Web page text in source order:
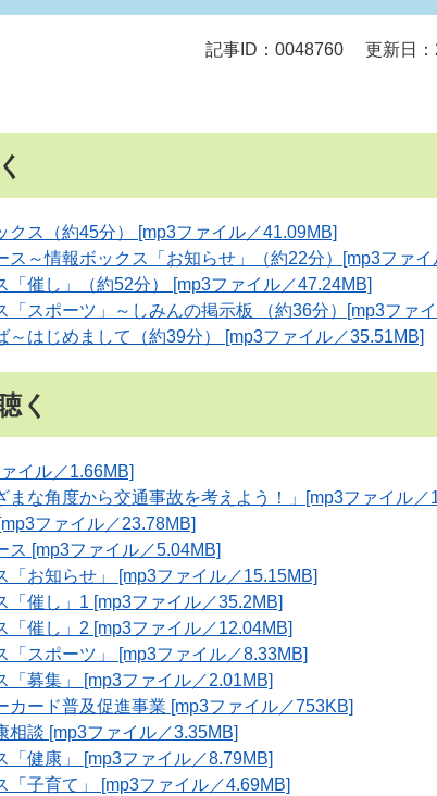
記事ID：0048760
更新日
クス（約45分） [mp3ファイル／41.09MB]
ス～情報ボックス「お知らせ」（約22分）[mp3ファイ
「催し」（約52分） [mp3ファイル／47.24MB]
「スポーツ」～しみんの掲示板 （約36分）[mp3ファ
～はじめまして（約39分） [mp3ファイル／35.51MB]
く
イル／1.66MB]
まな角度から交通事故を考えよう！」[mp3ファイル／
ファイル／23.78MB]
ス [mp3ファイル／5.04MB]
「お知らせ」 [mp3ファイル／15.15MB]
「催し」1 [mp3ファイル／35.2MB]
「催し」2 [mp3ファイル／12.04MB]
「スポーツ」 [mp3ファイル／8.33MB]
「募集」 [mp3ファイル／2.01MB]
カード普及促進事業 [mp3ファイル／753KB]
相談 [mp3ファイル／3.35MB]
「健康」 [mp3ファイル／8.79MB]
「子育て」 [mp3ファイル／4.69MB]